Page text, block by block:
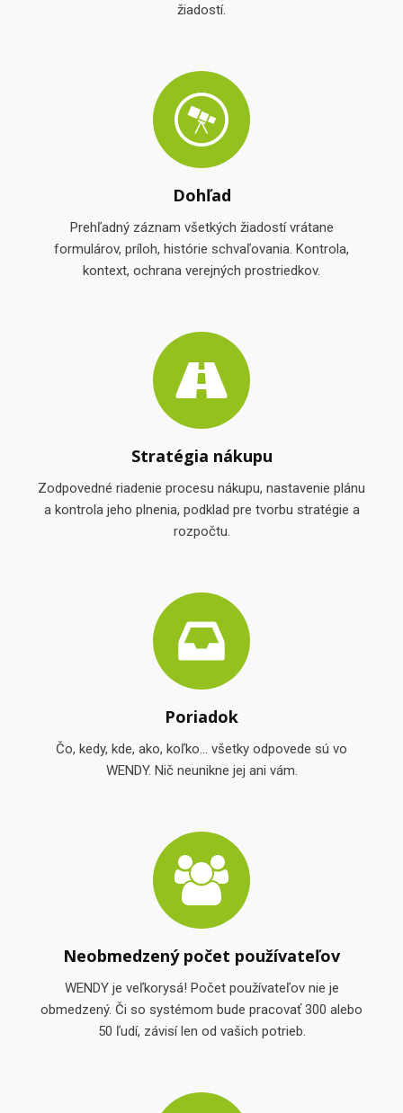
žiadostí.
Dohľad
Prehľadný záznam všetkých žiadostí vrátane
formulárov, príloh, histórie schvaľovania. Kontrola,
kontext, ochrana verejných prostriedkov.
Stratégia nákupu
Zodpovedné riadenie procesu nákupu, nastavenie plánu
a kontrola jeho plnenia, podklad pre tvorbu stratégie a
rozpočtu.
Poriadok
Čo, kedy, kde, ako, koľko... všetky odpovede sú vo
WENDY. Nič neunikne jej ani vám.
Neobmedzený počet používateľov
WENDY je veľkorysá! Počet používateľov nie je
obmedzený. Či so systémom bude pracovať 300 alebo
50 ľudí, závisí len od vašich potrieb.